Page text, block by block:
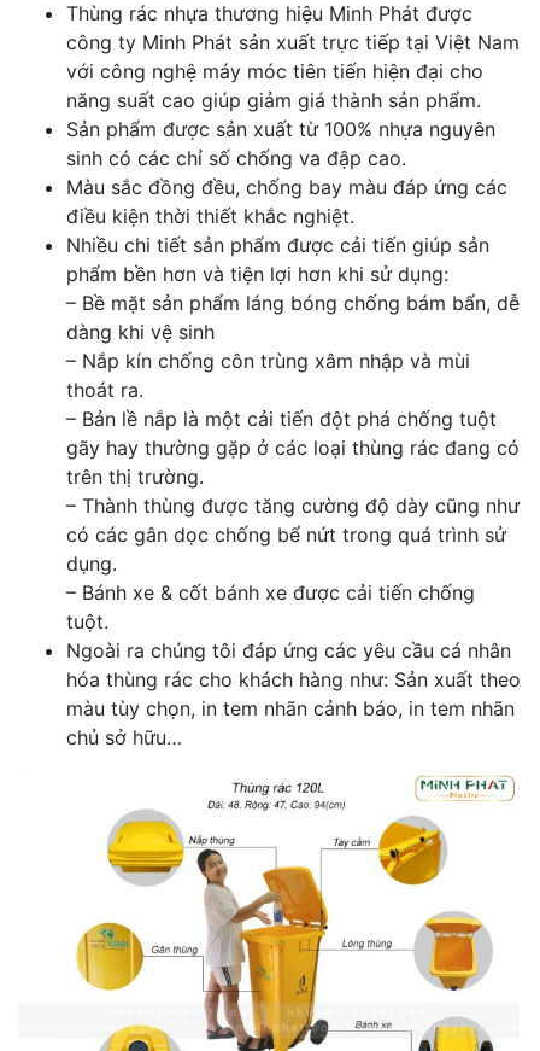
Thùng rác nhựa thương hiệu Minh Phát được
công ty Minh Phát sản xuất trực tiếp tại Việt Nam
với công nghệ máy móc tiên tiến hiện đại cho
năng suất cao giúp giảm giá thành sản phẩm.
Sản phẩm được sản xuất từ 100% nhựa nguyên
sinh có các chỉ số chống va đập cao.
Màu sắc đồng đều, chống bay màu đáp ứng các
điều kiện thời thiết khắc nghiệt.
Nhiều chi tiết sản phẩm được cải tiến giúp sản
phẩm bền hơn và tiện lợi hơn khi sử dụng:
– Bề mặt sản phẩm láng bóng chống bám bẩn, dễ
dàng khi vệ sinh
– Nắp kín chống côn trùng xâm nhập và mùi
thoát ra.
– Bản lề nắp là một cải tiến đột phá chống tuột
gãy hay thường gặp ở các loại thùng rác đang có
trên thị trường.
– Thành thùng được tăng cường độ dày cũng như
có các gân dọc chống bể nứt trong quá trình sử
dụng.
– Bánh xe & cốt bánh xe được cải tiến chống
tuột.
Ngoài ra chúng tôi đáp ứng các yêu cầu cá nhân
hóa thùng rác cho khách hàng như: Sản xuất theo
màu tùy chọn, in tem nhãn cảnh báo, in tem nhãn
chủ sở hữu…